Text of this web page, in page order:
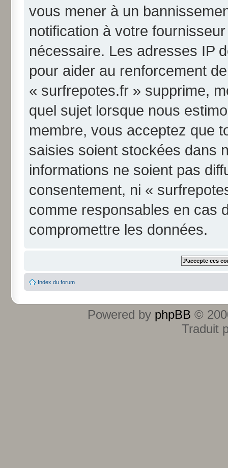
vous mener à un
notification à votre
nécessaire. Les adresses IP
pour aider au renforcement
« surfrepotes.fr » supprime,
quel sujet lorsque nous
membre, vous acceptez que
saisies soient stockées dans
informations ne soient pas
consentement, ni «
comme responsables en cas
compromettre les données.
Index du forum
Powered by phpBB ©
Traduit